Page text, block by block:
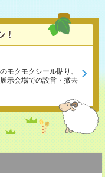
モクモクシール貼り、
示会場での設営・撤去